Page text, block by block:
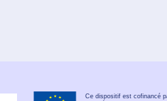
Ce dispositif est cofinancé